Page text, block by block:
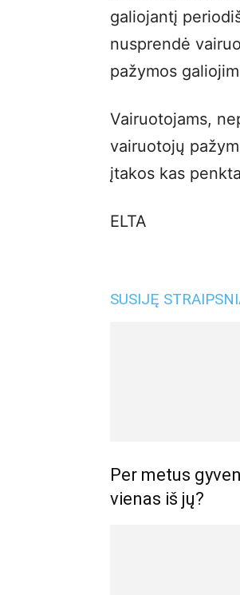
galiojantį
nusprendė
pažymos
Vairuotojams,
vairuotojų
įtakos kas
ELTA
SUSIJĘ
Per metus
vienas iš jų?